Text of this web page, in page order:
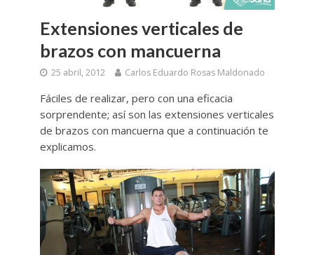
Extensiones verticales de
brazos con mancuerna
25 abril, 2012 Carlos Eduardo Rosas Maldonado
Fáciles de realizar, pero con una eficacia
sorprendente; así son las extensiones verticales
de brazos con mancuerna que a continuación te
explicamos.